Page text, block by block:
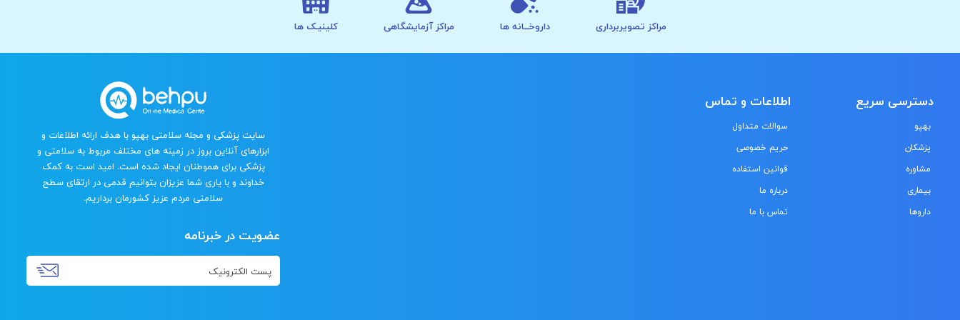
مراکز تصویربرداری داروخــانه ها مراکز آزمایشگاهی کلینیـک ها
سایت پزشکی و مجله سلامتی بهپو با هدف ارائه اطلاعات و
ابزارهای آنلاین بروز در زمینه های مختلف مربوط به سلامتی و
پزشکی برای هموطنان ایجاد شده است. امید است به کمک
خداوند و با یاری شما عزیزان بتوانیم قدمی در ارتقای سطح
سلامتی مردم عزیز کشورمان برداریم.
عضویت در خبرنامه
دسترسی سریع
بهپو
پزشکان
مشاوره
بیماری
داروها
اطلاعات و تماس
سوالات متداول
حریم خصوصی
قوانین استفاده
درباره ما
تماس با ما